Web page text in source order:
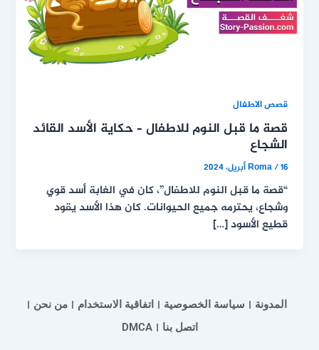
قصص الاطفال
قصة ما قبل النوم للاطفال – حكاية الأسد القائد
الشجاع
Roma/16 أبريل، 2024
“قصة ما قبل النوم للاطفال”، كان في الغابة أسد قوي
وشجاع، يحترمه جميع الحيوانات. كان هذا الأسد يقود
قطيع الأسود […]
المدونة سياسة الخصوصية اتفاقية الاستخدام
من نحن
اتصل بنا
DMCA